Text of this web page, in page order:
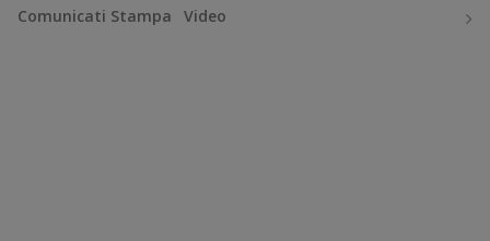
Comunicati Stampa Video